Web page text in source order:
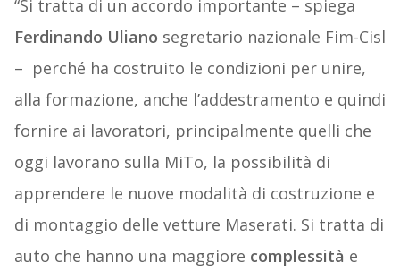
“Si tratta di un accordo importante – spiega
Ferdinando Uliano segretario nazionale Fim-Cisl
– perché ha costruito le condizioni per unire,
alla formazione, anche l’addestramento e quindi
fornire ai lavoratori, principalmente quelli che
oggi lavorano sulla MiTo, la possibilità di
apprendere le nuove modalità di costruzione e
di montaggio delle vetture Maserati. Si tratta di
auto che hanno una maggiore complessità e